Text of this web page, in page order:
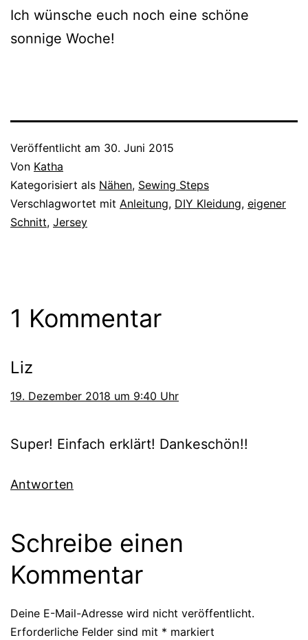
Ich wünsche euch noch eine schöne
sonnige Woche!
Veröffentlicht am 30. Juni 2015
Von Katha
Kategorisiert als Nähen, Sewing Steps
Verschlagwortet mit Anleitung, DIY Kleidung, eigener
Schnitt, Jersey
1 Kommentar
Liz
19. Dezember 2018 um 9:40 Uhr
Super! Einfach erklärt! Dankeschön!!
Antworten
Schreibe einen
Kommentar
Deine E-Mail-Adresse wird nicht veröffentlicht.
Erforderliche Felder sind mit * markiert